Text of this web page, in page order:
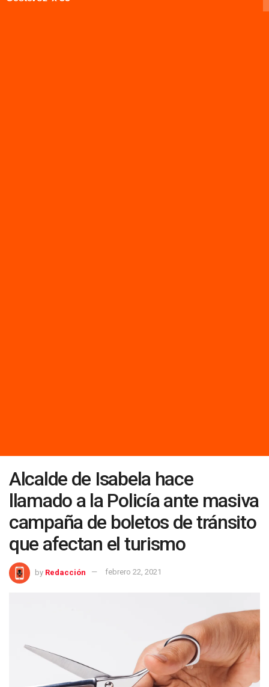
Alcalde de Isabela hace
llamado a la Policía ante masiva
campaña de boletos de tránsito
que afectan el turismo
by Redacción febrero 22, 2021